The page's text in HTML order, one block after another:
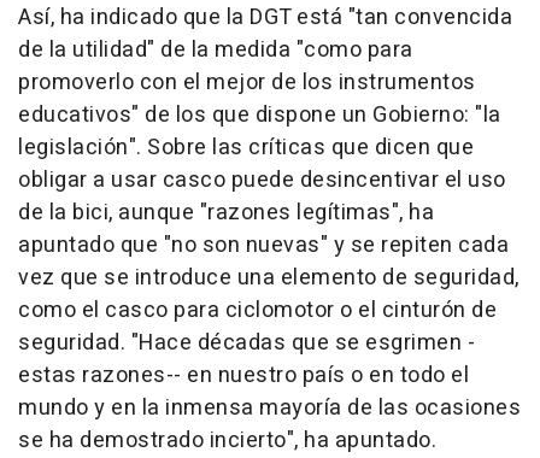
Así, ha indicado que la DGT está "tan convencida
de la utilidad" de la medida "como para
promoverlo con el mejor de los instrumentos
educativos" de los que dispone un Gobierno: "la
legislación". Sobre las críticas que dicen que
obligar a usar casco puede desincentivar el uso
de la bici, aunque "razones legítimas", ha
apuntado que "no son nuevas" y se repiten cada
vez que se introduce una elemento de seguridad,
como el casco para ciclomotor o el cinturón de
seguridad. "Hace décadas que se esgrimen -
estas razones-- en nuestro país o en todo el
mundo y en la inmensa mayoría de las ocasiones
se ha demostrado incierto", ha apuntado.